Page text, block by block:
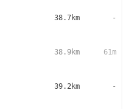
38.7km -
38.9km 61m
39.2km -